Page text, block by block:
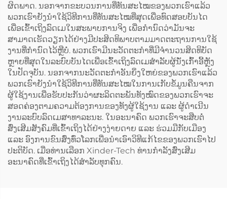
ຜິດພາດ. ນອກຈາກຂະບວນການທີ່ທັນສະໄໝຂອງພວກເຮົາແລ້ວ
ພວກເຮົາຍັງນຳໃຊ້ວິທີການທີ່ທັນສະໄໝທີ່ສຸດເພື່ອທົດສອບບັນໄດ
ເພື່ອເຂົ້າເຖິງລົດເມໃນສະພາບການຈິງ ເພື່ອກຳນົດວ່າມັນຈະ
ສາມາດເຮັດວຽກໄດ້ຢ່າງມີປະສິດທິພາບຕາມມາດຕະຖານການໃຊ້
ງານທີ່ກຳນົດໄວ້ຫຼືບໍ່. ພວກເຮົາມີນະວັດຕະກຳທີ່ມີຈຳນວນສິດທິບັດ
ຫຼາຍທີ່ສຸດໃນລະບົບບັນໄດເພື່ອເຂົ້າເຖິງລົດເມສຳລັບຜູ້ນັ່ງເກົ້າອີ້ຫຼັງ
ໃນປັດຈຸບັນ. ນອກຈາກນະວັດຕະກຳອັນຍິ່ງໃຫຍ່ຂອງພວກເຮົາແລ້ວ
ພວກເຮົາຍັງນຳໃຊ້ວິທີການທີ່ທັນສະໄໝໃນການເກັບຂໍ້ມູນຄືນຈາກ
ຜູ້ໃຊ້ງານເພື່ອຮັບປະກັນວ່າຜະລິດຕະພັນທັງໝົດຂອງພວກເຮົາຈະ
ສອດຄ່ອງຕາມຄວາມຕ້ອງການຂອງທັງຜູ້ໃຊ້ງານ ແລະ ຜູ້ດຳເນີນ
ງານລະບົບລົດເມສາທາລະນະ. ໃນອະນາຄົດ ພວກເຮົາຈະສືບຕໍ່
ສົ່ງເສີມສັງຄົມທີ່ເຂົ້າເຖິງໄດ້ຢ່າງງ່າຍດາຍ ແລະ ຮ່ວມມືກັບເມືອງ
ແລະ ອົງການຂົນສົ່ງທົ່ວໂລກເພື່ອນຳເອົາວິທີແກ້ໄຂຂອງພວກເຮົາໄປ
ປະຕິບັດ. ເມື່ອທ່ານເລືອກ Xinder-Tech ທ່ານກຳລັງສົ່ງເສີມ
ອະນາຄົດທີ່ເຂົ້າເຖິງໄດ້ສຳລັບທຸກຄົນ.